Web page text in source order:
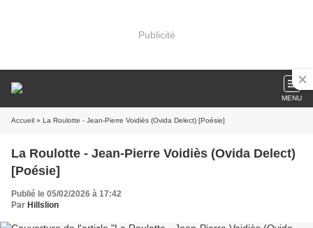
Publicité
MENU
Accueil » La Roulotte - Jean-Pierre Voidiès (Ovida Delect) [Poésie]
La Roulotte - Jean-Pierre Voidiès (Ovida Delect)
[Poésie]
Publié le 05/02/2026 à 17:42
Par Hillslion